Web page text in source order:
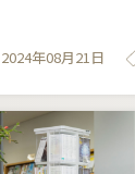
2024年08月21日